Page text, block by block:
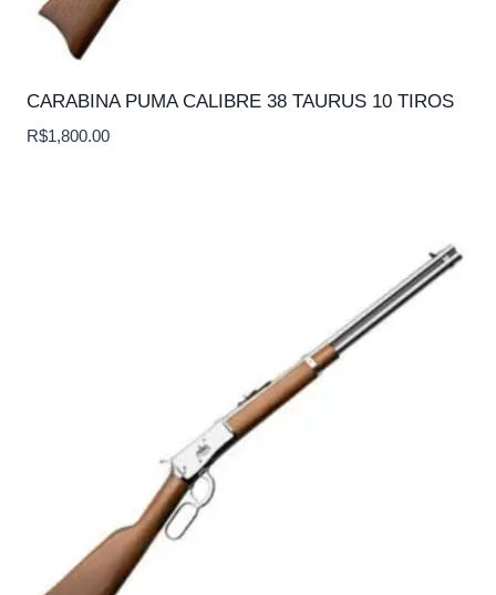
CARABINA PUMA CALIBRE 38 TAURUS 10 TIROS
R$1,800.00